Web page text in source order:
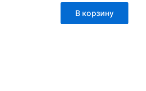
В корзину